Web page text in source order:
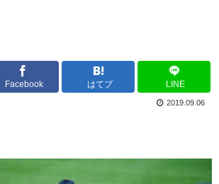
Facebook はてブ LINE
2019.09.06